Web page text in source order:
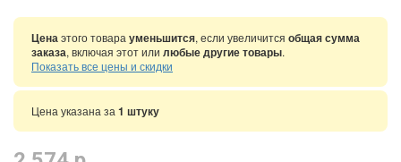
Ценаэтого товара уменьшится, если увеличится общая сумма
заказа, включая этот или любые другие товары.
Показать все цены и скидки
Цена указана за 1 штуку